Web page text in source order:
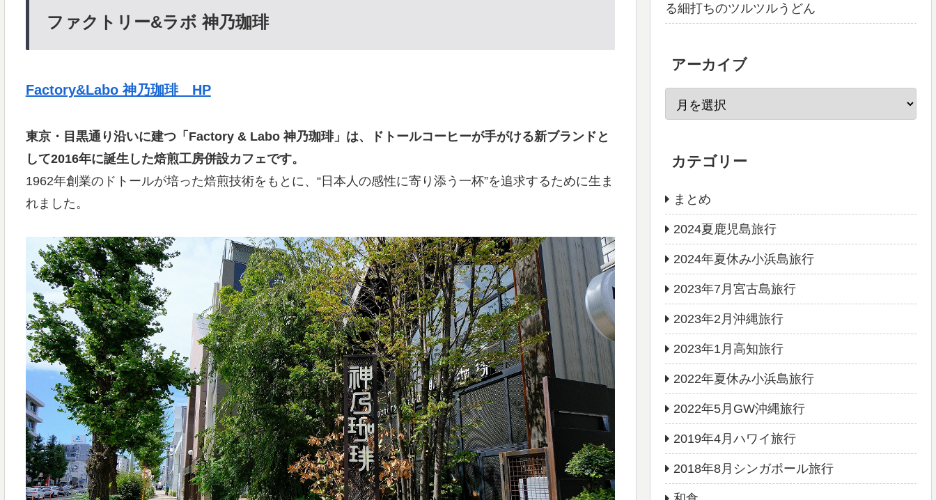
ファクトリー&ラボ 神乃珈琲
Factory&Labo 神乃珈琲 HP
東京・目黒通り沿いに建つ「Factory & Labo 神乃珈琲」は、ドトールコーヒーが手がける新ブランドと
して2016年に誕生した焙煎工房併設カフェです。
1962年創業のドトールが培った焙煎技術をもとに、“日本人の感性に寄り添う一杯”を追求するために生ま
れました。
る細打ちのツルツルうどん
アーカイブ
カテゴリー
まとめ
2024夏鹿児島旅行
2024年夏休み小浜島旅行
2023年7月宮古島旅行
2023年2月沖縄旅行
2023年1月高知旅行
2022年夏休み小浜島旅行
2022年5月GW沖縄旅行
2019年4月ハワイ旅行
2018年8月シンガポール旅行